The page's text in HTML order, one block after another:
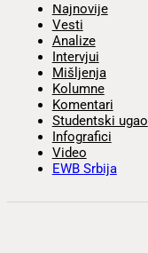
Najnovije
Vesti
Analize
Intervjui
Mišljenja
Kolumne
Komentari
Studentski ugao
Infografici
Video
EWB Srbija